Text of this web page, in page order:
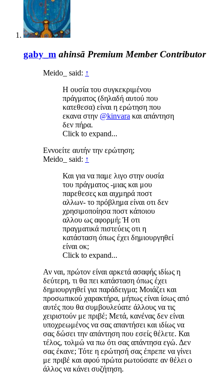
gaby_m ahinsā Premium Member Contributor
Meido_ said: ↑
Η ουσία του συγκεκριμένου
πράγματος (δηλαδή αυτού που
κατεθεσα) είναι η ερώτηση που
εκανα στην @kinvara και απάντηση
δεν πήρα.
Click to expand...
Εννοείτε αυτήν την ερώτηση;
Meido_ said: ↑
Και για να παμε λιγο στην ουσία
του πράγματος -μιας και μου
παρεθεσες και αιχμηρά ποστ
αλλων- το πρόβλημα είναι οτι δεν
χρησιμοποίησα ποστ κάποιου
αλλου ως αφορμή; Ή οτι
πραγματικά πιστεύεις οτι η
κατάσταση όπως έχει δημιουργηθεί
είναι οκ;
Click to expand...
Αν ναι, πρώτον είναι αρκετά ασαφής ιδίως η
δεύτερη, τι θα πει κατάσταση όπως έχει
δημιουργηθεί για παράδειγμα; Μοιάζει και
προσωπικού χαρακτήρα, μήπως είναι ίσως από
αυτές που θα συμβουλεύατε άλλους να τις
χειριστούν με πριβέ; Μετά, κανένας δεν είναι
υποχρεωμένος να σας απαντήσει και ιδίως να
σας δώσει την απάντηση που εσείς θέλετε. Και
τέλος, τολμώ να πω ότι σας απάντησα εγώ. Δεν
σας έκανε; Τότε η ερώτησή σας έπρεπε να γίνει
με πριβέ και αφού πρώτα ρωτούσατε αν θέλει ο
άλλος να κάνει συζήτηση.